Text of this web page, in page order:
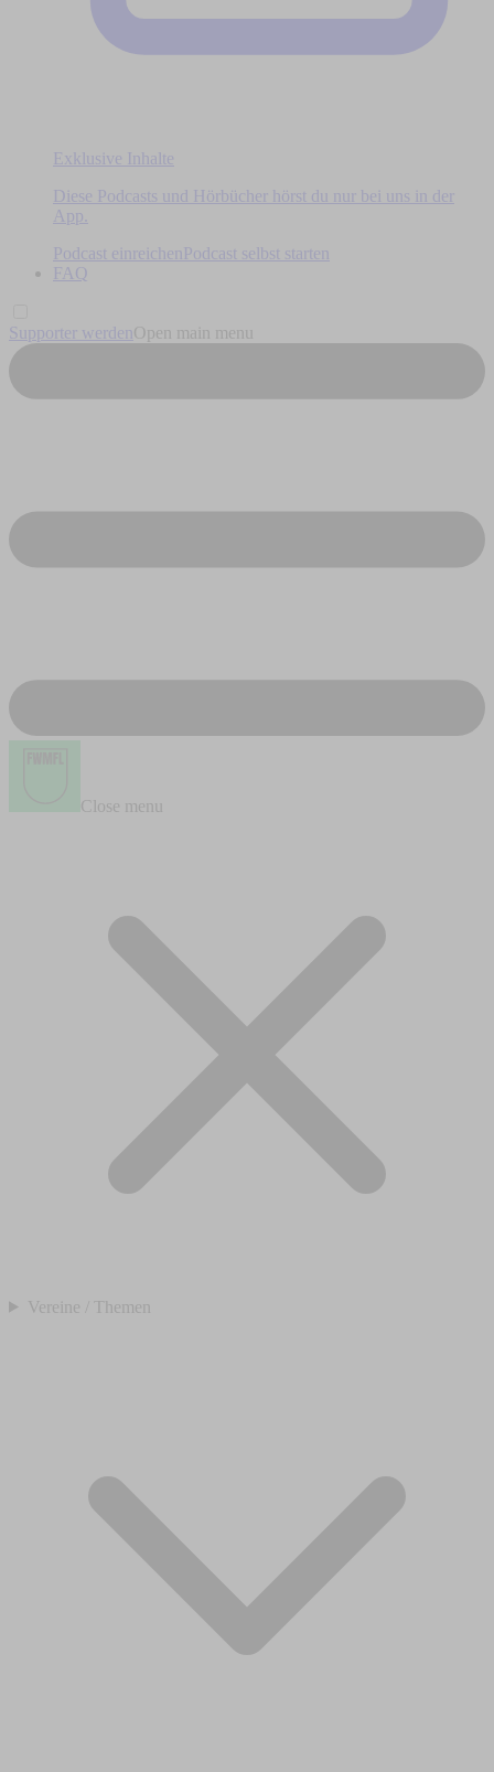
Exklusive Inhalte
Diese Podcasts und Hörbücher hörst du nur bei uns in der
App.
Podcast einreichen
Podcast selbst starten
FAQ
Supporter werden Open main menu
Close menu
Vereine / Themen